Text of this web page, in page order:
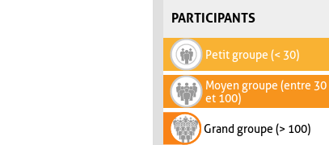
PARTICIPANTS
Petit groupe (< 30)
Moyen groupe (entre 30
et 100)
Grand groupe (> 100)